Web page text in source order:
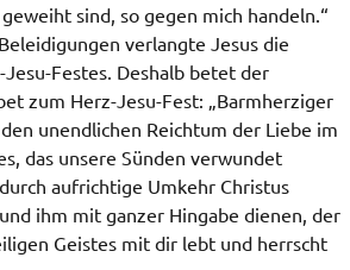
sind, so gegen mich handeln.“
verlangte Jesus die
Festes. Deshalb betet der
zum Herz-Jesu-Fest: „Barmherziger
unendlichen Reichtum der Liebe im
das unsere Sünden verwundet
aufrichtige Umkehr Christus
ihm mit ganzer Hingabe dienen, der
Geistes mit dir lebt und herrscht